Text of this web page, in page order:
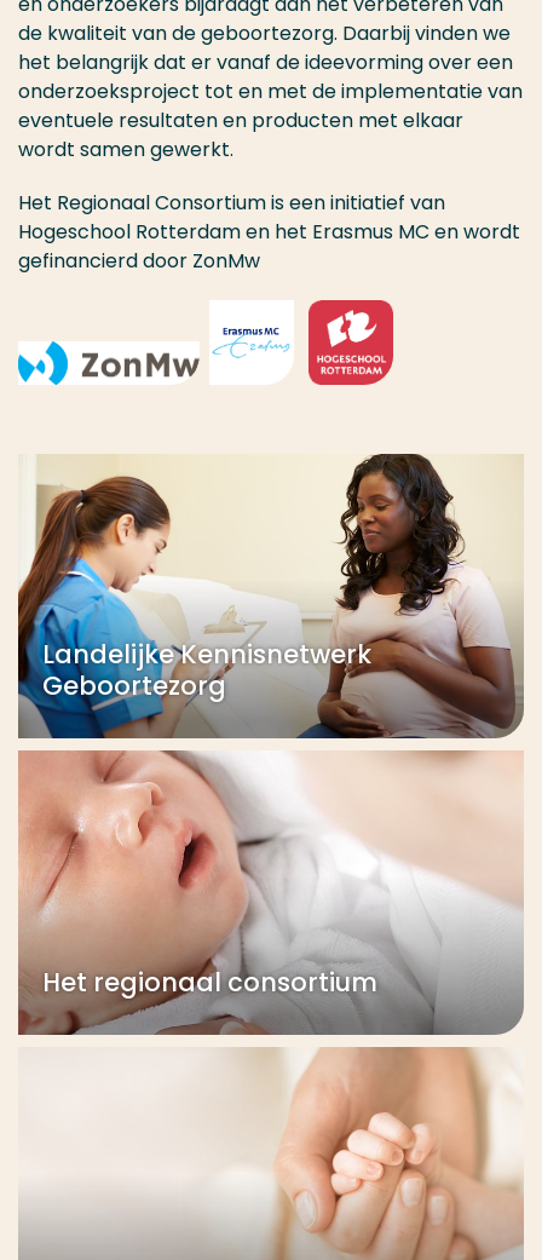
de kwaliteit van de geboortezorg. Daarbij vinden we
het belangrijk dat er vanaf de ideevorming over een
onderzoeksproject tot en met de implementatie van
eventuele resultaten en producten met elkaar
wordt samen gewerkt.
Het Regionaal Consortium is een initiatief van
Hogeschool Rotterdam en het Erasmus MC en wordt
gefinancierd door ZonMw
Landelijke Kennisnetwerk
Geboortezorg
Het regionaal consortium